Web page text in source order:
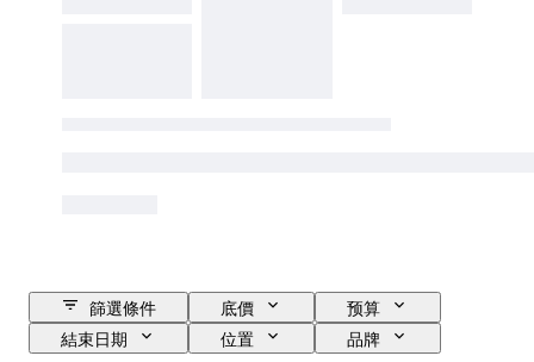
篩選條件 底價
预算
結束日期
位置
品牌